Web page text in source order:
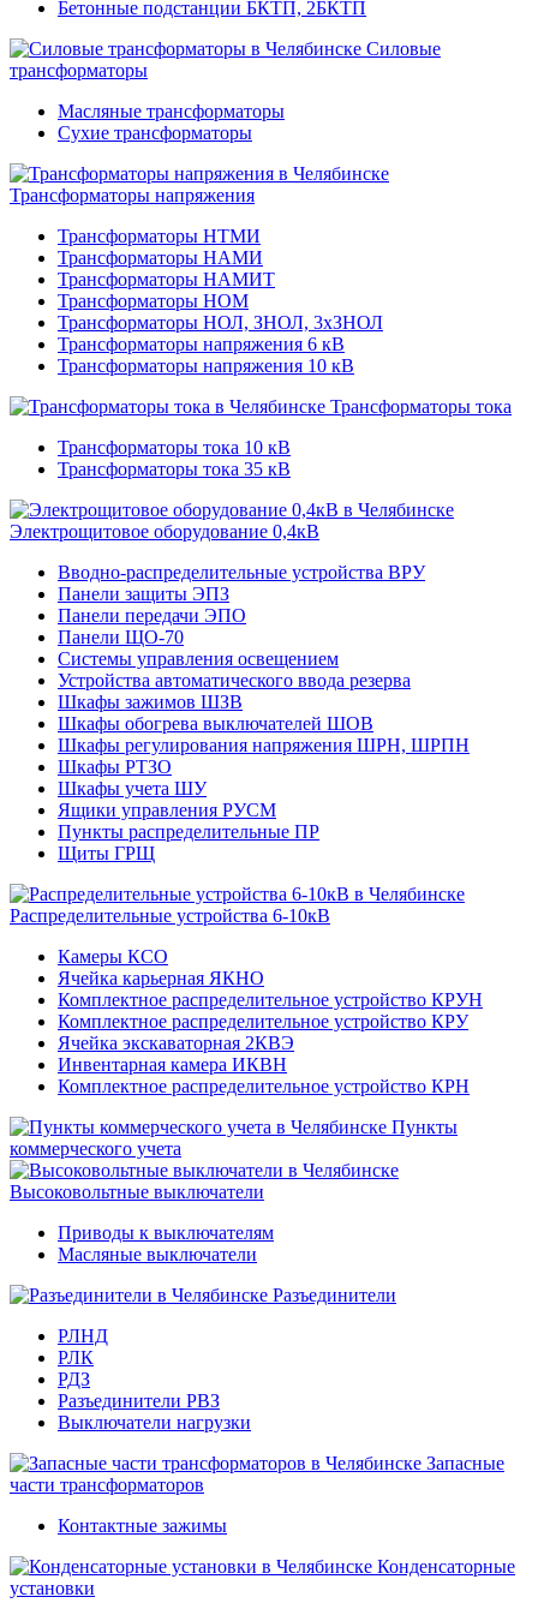
Бетонные подстанции БКТП, 2БКТП
Силовые
трансформаторы
Масляные трансформаторы
Сухие трансформаторы
Трансформаторы напряжения
Трансформаторы НТМИ
Трансформаторы НАМИ
Трансформаторы НАМИТ
Трансформаторы НОМ
Трансформаторы НОЛ, ЗНОЛ, 3хЗНОЛ
Трансформаторы напряжения 6 кВ
Трансформаторы напряжения 10 кВ
Трансформаторы тока
Трансформаторы тока 10 кВ
Трансформаторы тока 35 кВ
Электрощитовое оборудование 0,4кВ
Вводно-распределительные устройства ВРУ
Панели защиты ЭПЗ
Панели передачи ЭПО
Панели ЩО-70
Системы управления освещением
Устройства автоматического ввода резерва
Шкафы зажимов ШЗВ
Шкафы обогрева выключателей ШОВ
Шкафы регулирования напряжения ШРН, ШРПН
Шкафы РТЗО
Шкафы учета ШУ
Ящики управления РУСМ
Пункты распределительные ПР
Щиты ГРЩ
Распределительные устройства 6-10кВ
Камеры КСО
Ячейка карьерная ЯКНО
Комплектное распределительное устройство КРУН
Комплектное распределительное устройство КРУ
Ячейка экскаваторная 2КВЭ
Инвентарная камера ИКВН
Комплектное распределительное устройство КРН
Пункты
коммерческого учета
Высоковольтные выключатели
Приводы к выключателям
Масляные выключатели
Разъединители
РЛНД
РЛК
РДЗ
Разъединители РВЗ
Выключатели нагрузки
Запасные
части трансформаторов
Контактные зажимы
Конденсаторные
установки